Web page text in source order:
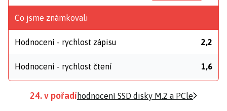
Co jsme známkovali
Hodnocení - rychlost zápisu 2,2
Hodnocení - rychlost čtení 1,6
24. v pořadí hodnocení SSD disky M.2 a PCle